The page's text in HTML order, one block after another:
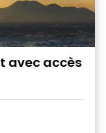
avec accès